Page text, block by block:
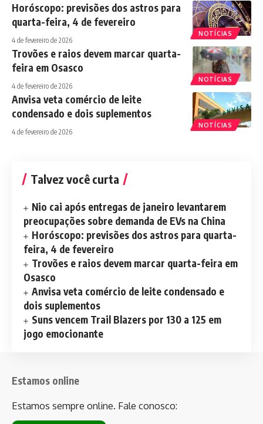
NOTÍCIAS
Horóscopo: previsões dos astros para
quarta-feira, 4 de fevereiro
4 de fevereiro de 2026
NOTÍCIAS
Trovões e raios devem marcar quarta-
feira em Osasco
4 de fevereiro de 2026
NOTÍCIAS
Anvisa veta comércio de leite
condensado e dois suplementos
4 de fevereiro de 2026
Talvez você curta
Nio cai após entregas de janeiro levantarem
preocupações sobre demanda de EVs na China
Horóscopo: previsões dos astros para quarta-
feira, 4 de fevereiro
Trovões e raios devem marcar quarta-feira em
Osasco
Anvisa veta comércio de leite condensado e
dois suplementos
Suns vencem Trail Blazers por 130 a 125 em
jogo emocionante
Estamos online
Estamos sempre online. Fale conosco: